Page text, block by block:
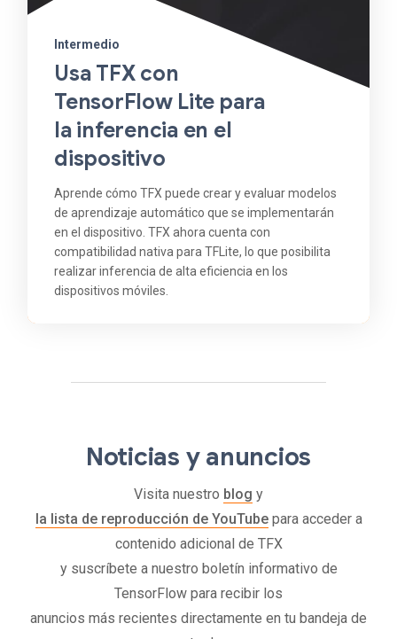
Intermedio
Usa TFX con
TensorFlow Lite para
la inferencia en el
dispositivo
Aprende cómo TFX puede crear y evaluar modelos
de aprendizaje automático que se implementarán
en el dispositivo. TFX ahora cuenta con
compatibilidad nativa para TFLite, lo que posibilita
realizar inferencia de alta eficiencia en los
dispositivos móviles.
Noticias y anuncios
Visita nuestro blog y
la lista de reproducción de YouTubepara acceder a
contenido adicional de TFX
y suscríbete a nuestro boletín informativo de
TensorFlow para recibir los
anuncios más recientes directamente en tu bandeja de